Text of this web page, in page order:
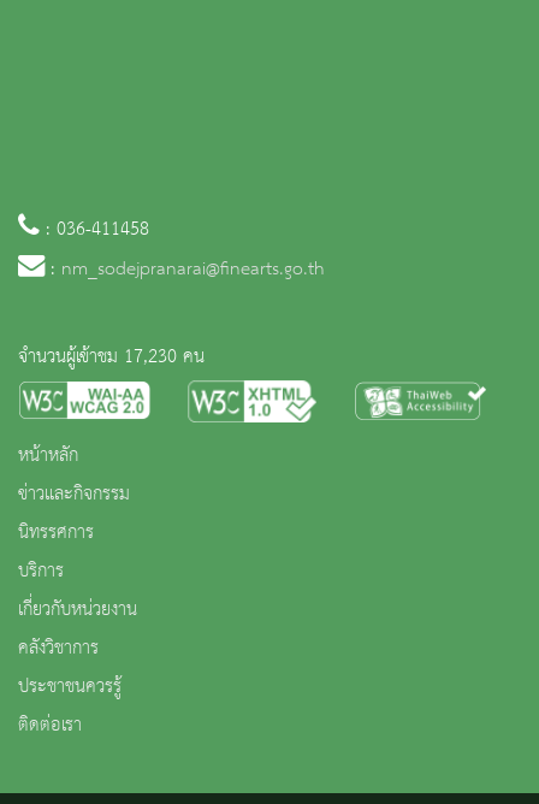
: 036-411458
: nm_sodejpranarai@finearts.go.th
จำนวนผู้เข้าชม 17,230 คน
หน้าหลัก
ข่าวและกิจกรรม
นิทรรศการ
บริการ
เกี่ยวกับหน่วยงาน
คลังวิชาการ
ประชาชนควรรู้
ติดต่อเรา